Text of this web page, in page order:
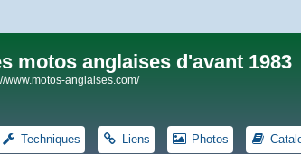
motos anglaises d'avant 1983
www.motos-anglaises.com/
Techniques Liens Photos